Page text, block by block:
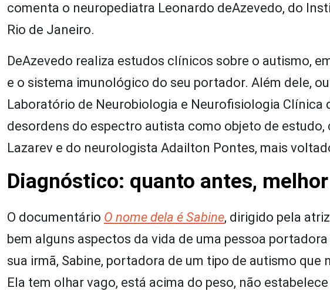
comenta o neuropediatra Leonardo deAzevedo, do
Rio de Janeiro.
DeAzevedo realiza estudos clínicos sobre o autismo,
e o sistema imunológico do seu portador. Além dele,
Laboratório de Neurobiologia e Neurofisiologia
desordens do espectro autista como objeto de
Lazarev e do neurologista Adailton Pontes, mais
Diagnóstico: quanto antes, melhor
O documentário O nome dela é Sabine, dirigido pela
bem alguns aspectos da vida de uma pessoa
sua irmã, Sabine, portadora de um tipo de autismo
Ela tem olhar vago, está acima do peso, não